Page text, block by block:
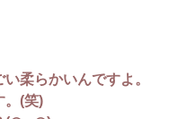
柔らかいんですよ。
。(笑)